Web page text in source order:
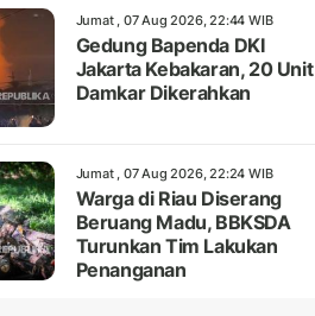
Jumat , 07 Aug 2026, 22:44 WIB
Gedung Bapenda DKI
Jakarta Kebakaran, 20 Unit
Damkar Dikerahkan
Jumat , 07 Aug 2026, 22:24 WIB
Warga di Riau Diserang
Beruang Madu, BBKSDA
Turunkan Tim Lakukan
Penanganan